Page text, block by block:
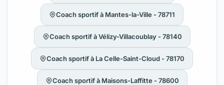
Coach sportif à Mantes-la-Ville - 78711
Coach sportif à Vélizy-Villacoublay - 78140
Coach sportif à La Celle-Saint-Cloud - 78170
Coach sportif à Maisons-Laffitte - 78600